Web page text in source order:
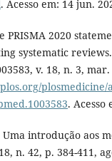
. Acesso em: 14 jun.
PRISMA 2020
systematic
v. 18, n. 3,
plosmedicine/
. Acesso
Uma introdução aos
n. 42, p. 384-411,